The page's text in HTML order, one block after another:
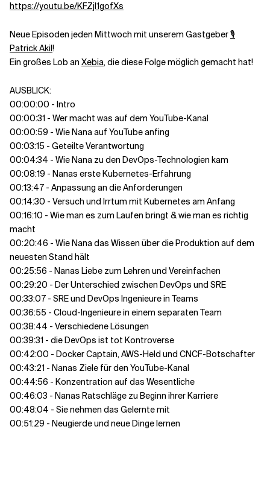
https://youtu.be/KFZjl1gofXs
Neue Episoden jeden Mittwoch mit unserem Gastgeber🎙
Patrick Akil!
Ein großes Lob an Xebia, die diese Folge möglich gemacht hat!
AUSBLICK:
00:00:00 - Intro
00:00:31 - Wer macht was auf dem YouTube-Kanal
00:00:59 - Wie Nana auf YouTube anfing
00:03:15 - Geteilte Verantwortung
00:04:34 - Wie Nana zu den DevOps-Technologien kam
00:08:19 - Nanas erste Kubernetes-Erfahrung
00:13:47 - Anpassung an die Anforderungen
00:14:30 - Versuch und Irrtum mit Kubernetes am Anfang
00:16:10 - Wie man es zum Laufen bringt & wie man es richtig
macht
00:20:46 - Wie Nana das Wissen über die Produktion auf dem
neuesten Stand hält
00:25:56 - Nanas Liebe zum Lehren und Vereinfachen
00:29:20 - Der Unterschied zwischen DevOps und SRE
00:33:07 - SRE und DevOps Ingenieure in Teams
00:36:55 - Cloud-Ingenieure in einem separaten Team
00:38:44 - Verschiedene Lösungen
00:39:31 - die DevOps ist tot Kontroverse
00:42:00 - Docker Captain, AWS-Held und CNCF-Botschafter
00:43:21 - Nanas Ziele für den YouTube-Kanal
00:44:56 - Konzentration auf das Wesentliche
00:46:03 - Nanas Ratschläge zu Beginn ihrer Karriere
00:48:04 - Sie nehmen das Gelernte mit
00:51:29 - Neugierde und neue Dinge lernen